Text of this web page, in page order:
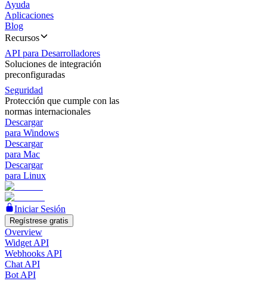
Ayuda
Aplicaciones
Blog
Recursos
API para Desarrolladores
Soluciones de integración
preconfiguradas
Seguridad
Protección que cumple con las
normas internacionales
Descargar
para Windows
Descargar
para Mac
Descargar
para Linux
Iniciar Sesión
Regístrese gratis
Overview
Widget API
Webhooks API
Chat API
Bot API